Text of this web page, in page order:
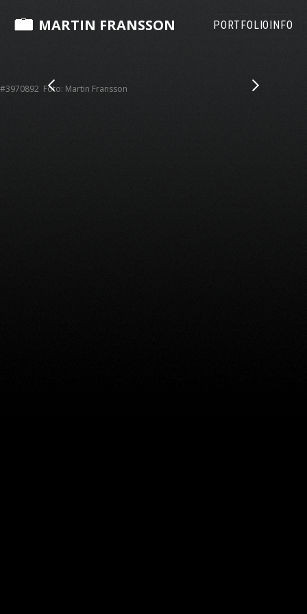
MARTIN FRANSSON PORTFOLIOINFO
#3970892 Foto: Martin Fransson